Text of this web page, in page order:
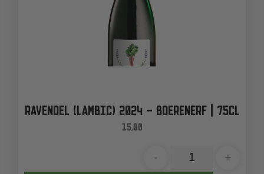
RAVENDEL (LAMBIC) 2024 – BOERENERF | 75CL
15,00
- +